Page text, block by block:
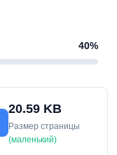
40%
20.59 KB
Размер страницы
(маленький)